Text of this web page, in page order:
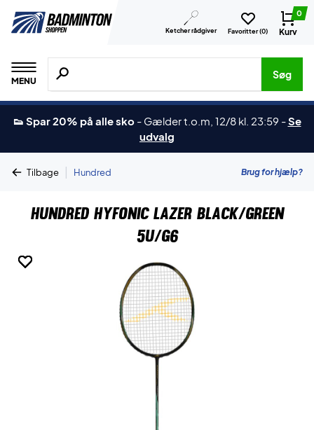
Ketcher rådgiver Favoritter (0)
0
Kurv
MENU
Søg efter produkter, mærker etc.
Søg
👟 Spar 20% på alle sko - Gælder t.o.m, 12/8 kl. 23:59 -Se
udvalg
Tilbage | Hundred Brug for hjælp?
Hundred Hyfonic Lazer Black/Green
5U/G6